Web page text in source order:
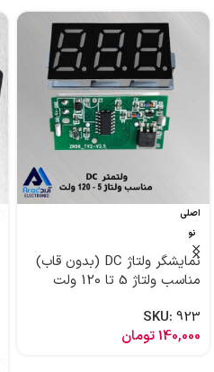
اصلی
نو
نمایشگر ولتاژ DC (بدون قاب)
مناسب ولتاژ 5 تا 120 ولت
SKU: 923
140,000تومان